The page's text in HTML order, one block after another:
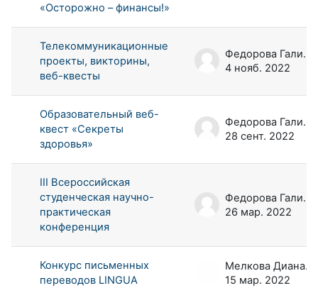
«Осторожно – финансы!»
Телекоммуникационные
проекты, викторины,
веб-квесты
Федорова Галина Аркадьевна
4 нояб. 2022
Образовательный веб-
квест «Секреты
здоровья»
Федорова Галина Аркадьевна
28 сент. 2022
III Всероссийская
студенческая научно-
практическая
конференция
Федорова Галина Аркадьевна
26 мар. 2022
Конкурс письменных
переводов LINGUA
Мелкова Диана Андреевна
15 мар. 2022